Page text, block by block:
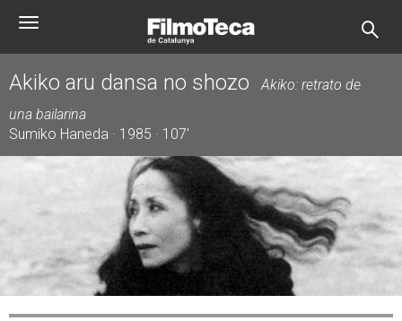
Toggle
Akiko aru dansa no shozo
Akiko: retrato de
una bailarina
Sumiko Haneda · 1985 · 107'